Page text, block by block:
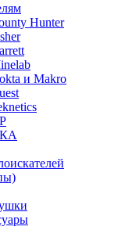
Hunter
и Makro